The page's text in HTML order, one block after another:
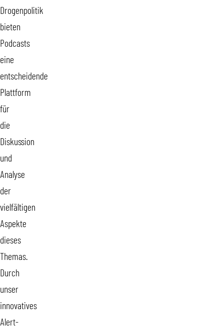
Drogenpolitik
bieten
Podcasts
eine
entscheidende
Plattform
für
die
Diskussion
und
Analyse
der
vielfältigen
Aspekte
dieses
Themas.
Durch
unser
innovatives
Alert-